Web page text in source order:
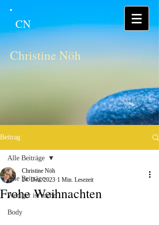
CN
Christine Nöh
Beitrag
Alle Beiträge
Weniger ist mehr
Body
Alle Beiträge
Frohe Weihnachten
Christine Nöh
24. Dez. 2023 1 Min. Lesezeit